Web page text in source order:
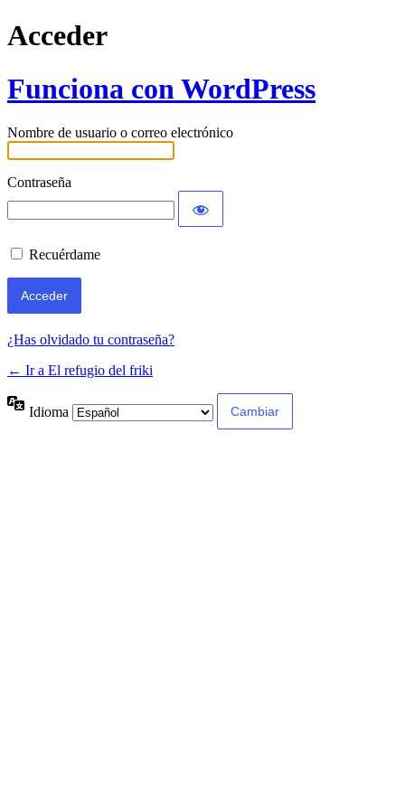
Acceder
Funciona con WordPress
Nombre de usuario o correo electrónico
Contraseña
Recuérdame
¿Has olvidado tu contraseña?
← Ir a El refugio del friki
Idioma